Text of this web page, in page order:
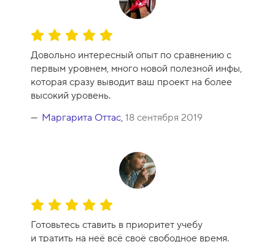
О
е
н
к
а
к
0
Довольно интересный опыт по сравнению с
первым уровнем, много новой полезной инфы,
которая сразу выводит ваш проект на более
высокий уровень.
Маргарита Оттас, 18 сентября 2019
О
е
Готовьтесь ставить в приоритет учебу
и тратить на неё всё своё свободное время.